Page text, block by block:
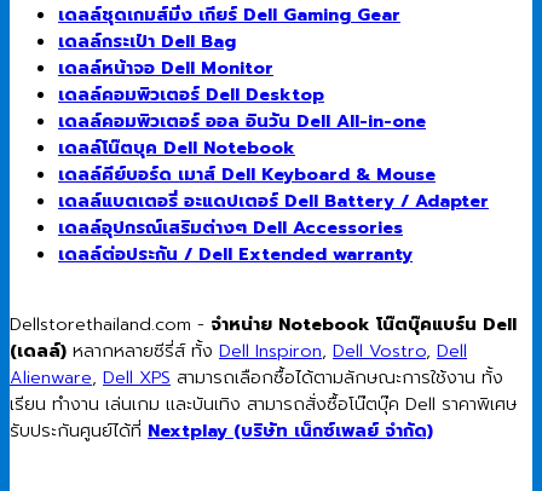
เดลล์ชุดเกมส์มิ่ง เกียร์ Dell Gaming Gear
เดลล์กระเป๋า Dell Bag
เดลล์หน้าจอ Dell Monitor
เดลล์คอมพิวเตอร์ Dell Desktop
เดลล์คอมพิวเตอร์ ออล อินวัน Dell All-in-one
เดลล์โน๊ตบุค Dell Notebook
เดลล์คีย์บอร์ด เมาส์ Dell Keyboard & Mouse
เดลล์แบตเตอรี่ อะแดปเตอร์ Dell Battery / Adapter
เดลล์อุปกรณ์เสริมต่างๆ Dell Accessories
เดลล์ต่อประกัน / Dell Extended warranty
Dellstorethailand.com - จำหน่าย Notebook โน๊ตบุ๊คแบร์น Dell
(เดลล์) หลากหลายซีรี่ส์ ทั้ง Dell Inspiron, Dell Vostro, Dell
Alienware, Dell XPS สามารถเลือกซื้อได้ตามลักษณะการใช้งาน ทั้ง
เรียน ทำงาน เล่นเกม และบันเทิง สามารถสั่งซื้อโน๊ตบุ๊ค Dell ราคาพิเศษ
รับประกันศูนย์ได้ที่ Nextplay (บริษัท เน็กซ์เพลย์ จำกัด)